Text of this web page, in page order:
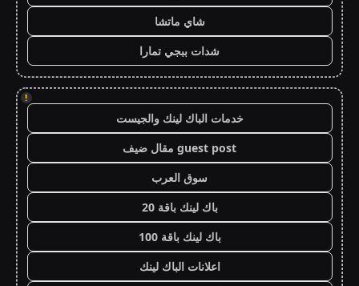
شاي ماتشا
شدات ببجي تمارا
!
خدمات الباك لينك والجيست
guest post مقال ضيف
سوق العرب
باك لينك باقة 20
باك لينك باقة 100
اعلانات الباك لينك